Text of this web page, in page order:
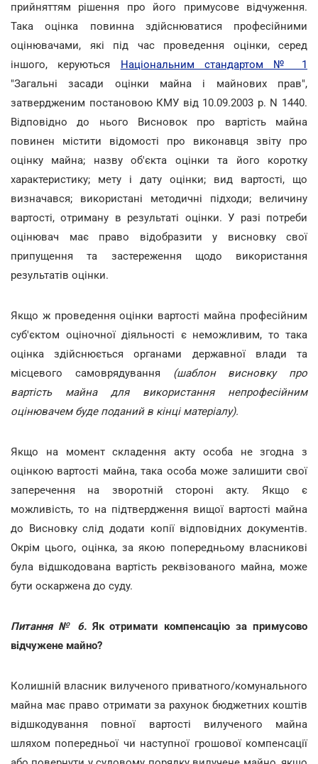
прийняттям рішення про його примусове відчуження.
Така оцінка повинна здійснюватися професійними
оцінювачами, які під час проведення оцінки, серед
іншого, керуються Національним стандартом № 1
"Загальні засади оцінки майна і майнових прав",
затвердженим постановою КМУ від 10.09.2003 р. N 1440.
Відповідно до нього Висновок про вартість майна
повинен містити відомості про виконавця звіту про
оцінку майна; назву об'єкта оцінки та його коротку
характеристику; мету і дату оцінки; вид вартості, що
визначався; використані методичні підходи; величину
вартості, отриману в результаті оцінки. У разі потреби
оцінювач має право відобразити у висновку свої
припущення та застереження щодо використання
результатів оцінки.
Якщо ж проведення оцінки вартості майна професійним
суб'єктом оціночної діяльності є неможливим, то така
оцінка здійснюється органами державної влади та
місцевого самоврядування (шаблон висновку про
вартість майна для використання непрофесійним
оцінювачем буде поданий в кінці матеріалу).
Якщо на момент складення акту особа не згодна з
оцінкою вартості майна, така особа може залишити свої
заперечення на зворотній стороні акту. Якщо є
можливість, то на підтвердження вищої вартості майна
до Висновку слід додати копії відповідних документів.
Окрім цього, оцінка, за якою попередньому власникові
була відшкодована вартість реквізованого майна, може
бути оскаржена до суду.
Питання № 6. Як отримати компенсацію за примусово
відчужене майно?
Колишній власник вилученого приватного/комунального
майна має право отримати за рахунок бюджетних коштів
відшкодування повної вартості вилученого майна
шляхом попередньої чи наступної грошової компенсації